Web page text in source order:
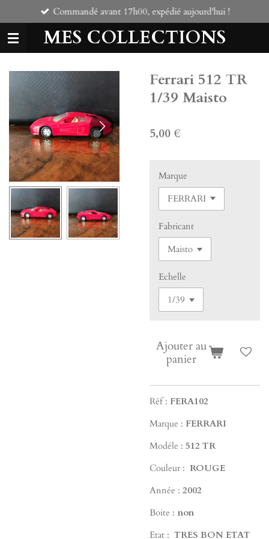
au
contenu
principal
MES COLLECTIONS
Commandé avant 17h00, expédié aujourd'hui !
Ferrari 512 TR
1/39 Maisto
5,00 €
Marque
Fabricant
Echelle
Ajouter au
panier
Réf : FERA102
Marque : FERRARI
Modéle : 512 TR
Couleur : ROUGE
Année : 2002
Boite : non
Etat : TRES BON ETAT